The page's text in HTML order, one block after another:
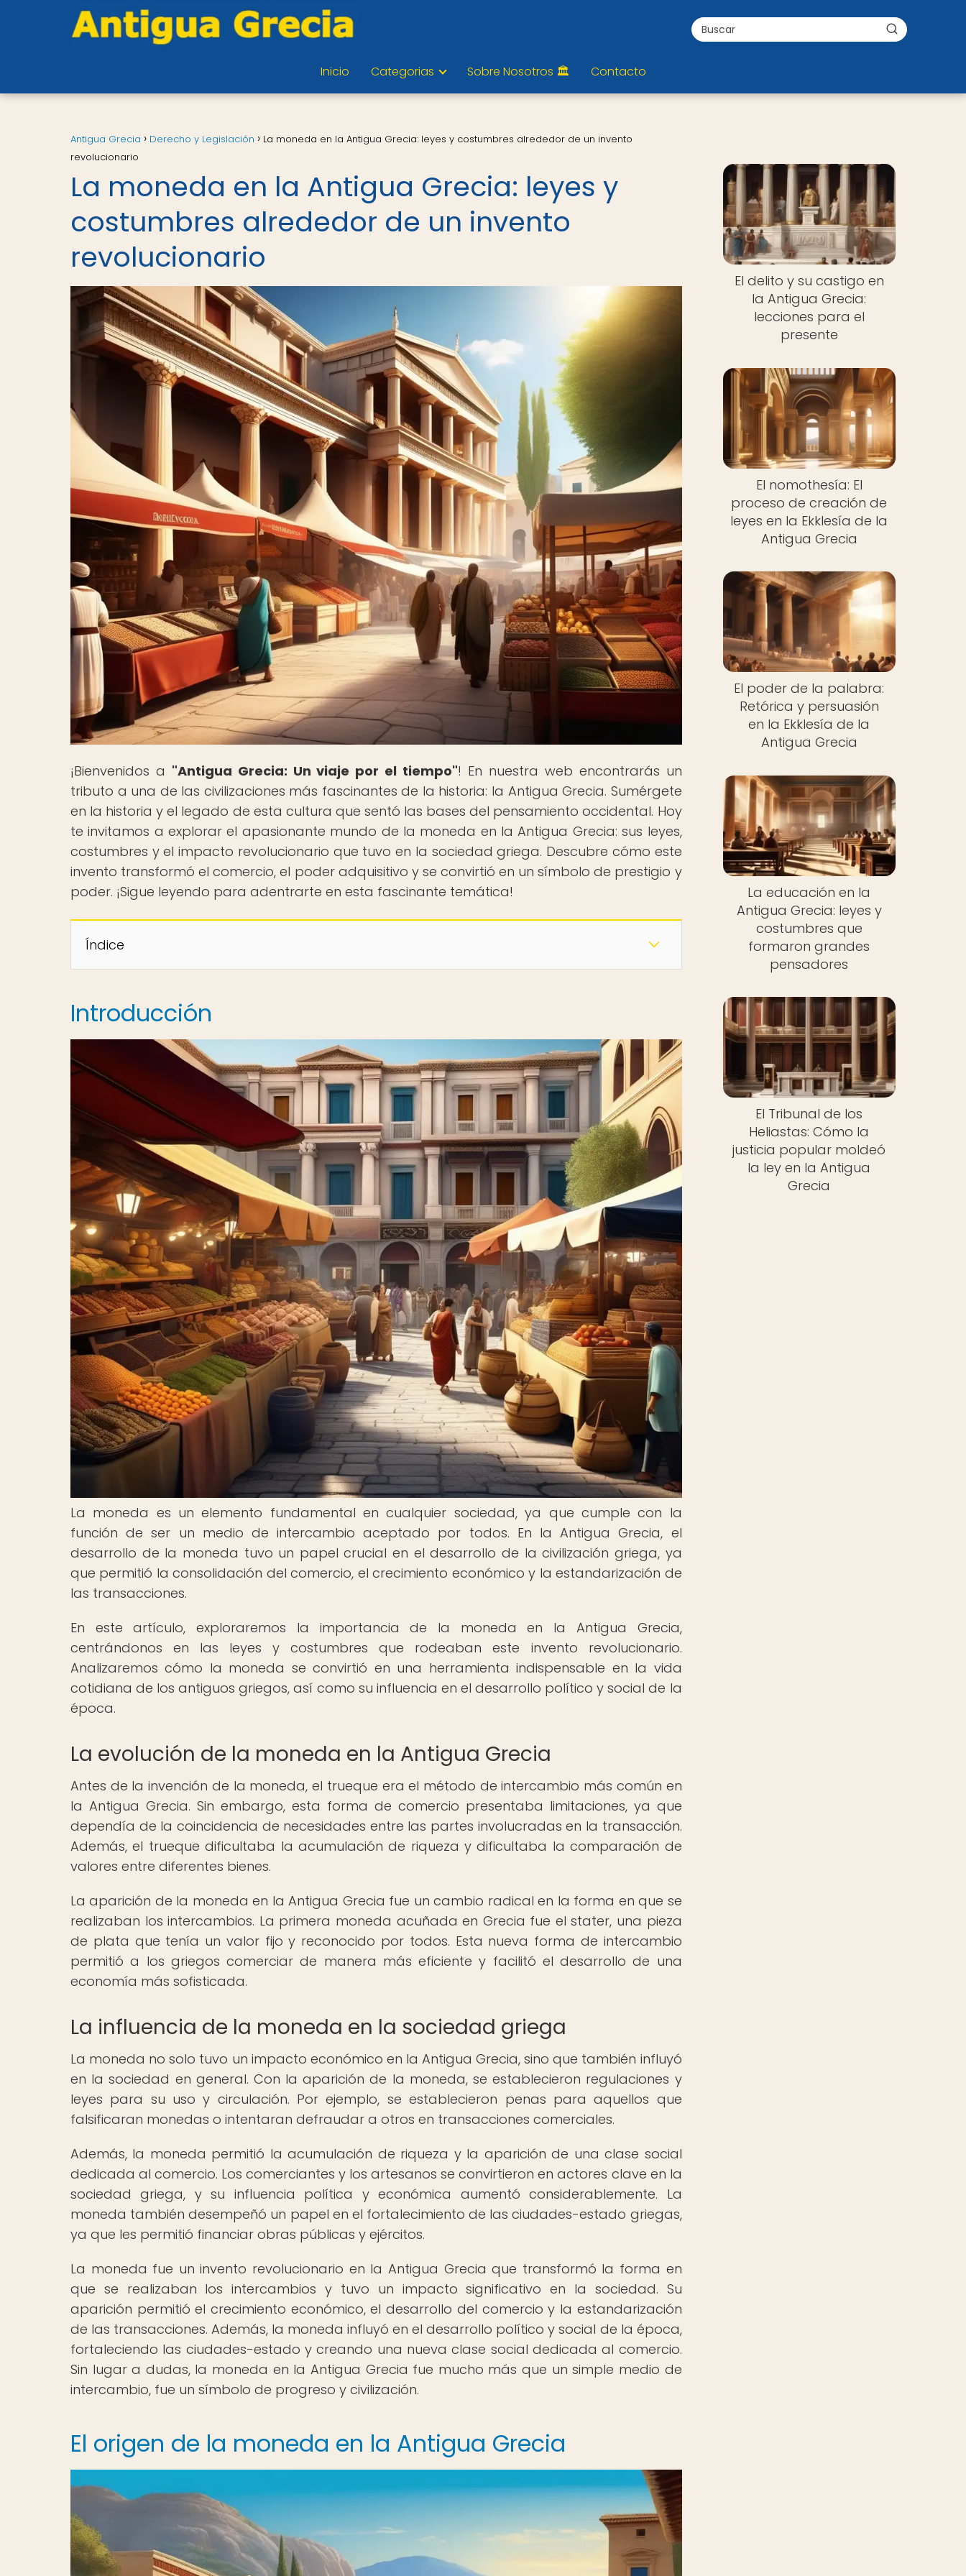
Inicio Categorias Sobre Nosotros 🏛️ Contacto
Antigua Grecia Derecho y Legislación
La moneda en la Antigua Grecia: leyes y costumbres alrededor de un invento
revolucionario
La moneda en la Antigua Grecia: leyes y
costumbres alrededor de un invento
revolucionario
¡Bienvenidos a "Antigua Grecia: Un viaje por el tiempo"! En nuestra web encontrarás un
tributo a una de las civilizaciones más fascinantes de la historia: la Antigua Grecia. Sumérgete
en la historia y el legado de esta cultura que sentó las bases del pensamiento occidental. Hoy
te invitamos a explorar el apasionante mundo de la moneda en la Antigua Grecia: sus leyes,
costumbres y el impacto revolucionario que tuvo en la sociedad griega. Descubre cómo este
invento transformó el comercio, el poder adquisitivo y se convirtió en un símbolo de prestigio y
poder. ¡Sigue leyendo para adentrarte en esta fascinante temática!
Índice
Introducción
La moneda es un elemento fundamental en cualquier sociedad, ya que cumple con la
función de ser un medio de intercambio aceptado por todos. En la Antigua Grecia, el
desarrollo de la moneda tuvo un papel crucial en el desarrollo de la civilización griega, ya
que permitió la consolidación del comercio, el crecimiento económico y la estandarización de
las transacciones.
En este artículo, exploraremos la importancia de la moneda en la Antigua Grecia,
centrándonos en las leyes y costumbres que rodeaban este invento revolucionario.
Analizaremos cómo la moneda se convirtió en una herramienta indispensable en la vida
cotidiana de los antiguos griegos, así como su influencia en el desarrollo político y social de la
época.
La evolución de la moneda en la Antigua Grecia
Antes de la invención de la moneda, el trueque era el método de intercambio más común en
la Antigua Grecia. Sin embargo, esta forma de comercio presentaba limitaciones, ya que
dependía de la coincidencia de necesidades entre las partes involucradas en la transacción.
Además, el trueque dificultaba la acumulación de riqueza y dificultaba la comparación de
valores entre diferentes bienes.
La aparición de la moneda en la Antigua Grecia fue un cambio radical en la forma en que se
realizaban los intercambios. La primera moneda acuñada en Grecia fue el stater, una pieza
de plata que tenía un valor fijo y reconocido por todos. Esta nueva forma de intercambio
permitió a los griegos comerciar de manera más eficiente y facilitó el desarrollo de una
economía más sofisticada.
La influencia de la moneda en la sociedad griega
La moneda no solo tuvo un impacto económico en la Antigua Grecia, sino que también influyó
en la sociedad en general. Con la aparición de la moneda, se establecieron regulaciones y
leyes para su uso y circulación. Por ejemplo, se establecieron penas para aquellos que
falsificaran monedas o intentaran defraudar a otros en transacciones comerciales.
Además, la moneda permitió la acumulación de riqueza y la aparición de una clase social
dedicada al comercio. Los comerciantes y los artesanos se convirtieron en actores clave en la
sociedad griega, y su influencia política y económica aumentó considerablemente. La
moneda también desempeñó un papel en el fortalecimiento de las ciudades-estado griegas,
ya que les permitió financiar obras públicas y ejércitos.
La moneda fue un invento revolucionario en la Antigua Grecia que transformó la forma en
que se realizaban los intercambios y tuvo un impacto significativo en la sociedad. Su
aparición permitió el crecimiento económico, el desarrollo del comercio y la estandarización
de las transacciones. Además, la moneda influyó en el desarrollo político y social de la época,
fortaleciendo las ciudades-estado y creando una nueva clase social dedicada al comercio.
Sin lugar a dudas, la moneda en la Antigua Grecia fue mucho más que un simple medio de
intercambio, fue un símbolo de progreso y civilización.
El origen de la moneda en la Antigua Grecia
El delito y su castigo en
la Antigua Grecia:
lecciones para el
presente
El nomothesía: El
proceso de creación de
leyes en la Ekklesía de la
Antigua Grecia
El poder de la palabra:
Retórica y persuasión
en la Ekklesía de la
Antigua Grecia
La educación en la
Antigua Grecia: leyes y
costumbres que
formaron grandes
pensadores
El Tribunal de los
Heliastas: Cómo la
justicia popular moldeó
la ley en la Antigua
Grecia